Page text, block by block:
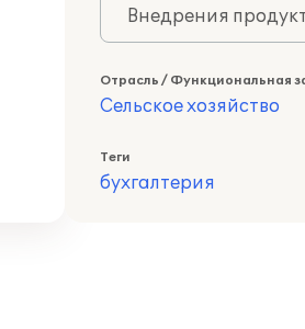
Внедрения
Отрасль / Функциональная
Сельское хозяйство
Теги
бухгалтерия